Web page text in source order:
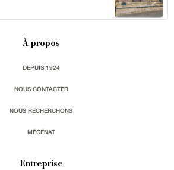
À propos
DEPUIS 1924
NOUS CONTACTER
NOUS RECHERCHONS
MÉCÉNAT
Entreprise